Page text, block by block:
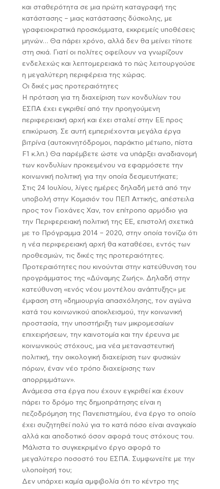
και σταθερότητα σε μια πρώτη καταγραφή της
κατάστασης – μιας κατάστασης δύσκολης, με
γραφειοκρατικά προσκόμματα, εκκρεμείς υποθέσεις
μηνών… Θα πάρει χρόνο, αλλά δεν θα μείνει τίποτε
στη σκιά. Γιατί οι πολίτες οφείλουν να γνωρίζουν
ενδελεχώς και λεπτομερειακά το πώς λειτουργούσε
η μεγαλύτερη περιφέρεια της χώρας.
Οι δικές μας προτεραιότητες
Η πρόταση για τη διαχείριση των κονδυλίων του
ΕΣΠΑ έχει εγκριθεί από την προηγούμενη
περιφερειακή αρχή και έχει σταλεί στην ΕΕ προς
επικύρωση. Σε αυτή εμπεριέχονται μεγάλα έργα
βιτρίνα (αυτοκινητόδρομοι, παράκτιο μέτωπο, πίστα
F1 κ.λπ.) Θα παρέμβετε ώστε να υπάρξει αναδιανομή
των κονδυλίων προκειμένου να εφαρμόσετε την
κοινωνική πολιτική για την οποία δεσμευτήκατε;
Στις 24 Ιουλίου, λίγες ημέρες δηλαδή μετά από την
υποβολή στην Κομισιόν του ΠΕΠ Αττικής, απέστειλα
προς τον Γιοχάνες Χαν, τον επίτροπο αρμόδιο για
την Περιφερειακή πολιτική της ΕΕ, επιστολή σχετικά
με το Πρόγραμμα 2014 – 2020, στην οποία τονίζω ότι
η νέα περιφερειακή αρχή θα καταθέσει, εντός των
προθεσμιών, τις δικές της προτεραιότητες.
Προτεραιότητες που κινούνται στην κατεύθυνση του
προγράμματος της «Δύναμης Ζωής». Δηλαδή στην
κατεύθυνση «ενός νέου μοντέλου ανάπτυξης» με
έμφαση στη «δημιουργία απασχόλησης, τον αγώνα
κατά του κοινωνικού αποκλεισμού, την κοινωνική
προστασία, την υποστήριξη των μικρομεσαίων
επιχειρήσεων, την καινοτομία και την έρευνα με
κοινωνικούς στόχους, μια νέα μεταναστευτική
πολιτική, την οικολογική διαχείριση των φυσικών
πόρων, έναν νέο τρόπο διαχείρισης των
απορριμμάτων».
Ανάμεσα στα έργα που έχουν εγκριθεί και έχουν
πάρει το δρόμο της δημοπράτησης είναι η
πεζοδρόμηση της Πανεπιστημίου, ένα έργο το οποίο
έχει συζητηθεί πολύ για το κατά πόσο είναι αναγκαίο
αλλά και αποδοτικό όσον αφορά τους στόχους του.
Μάλιστα το συγκεκριμένο έργο αφορά το
μεγαλύτερο ποσοστό του ΕΣΠΑ. Συμφωνείτε με την
υλοποίησή του;
Δεν υπάρχει καμία αμφιβολία ότι το κέντρο της